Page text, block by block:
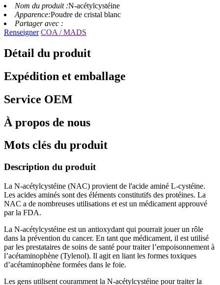
Nom du produit :N-acétylcystéine
Apparence:Poudre de cristal blanc
Partager avec :
Renseigner COA / MADS
Détail du produit
Expédition et emballage
Service OEM
À propos de nous
Mots clés du produit
Description du produit
La N-acétylcystéine (NAC) provient de l'acide aminé L-cystéine.
Les acides aminés sont des éléments constitutifs des protéines. La
NAC a de nombreuses utilisations et est un médicament approuvé
par la FDA.
La N-acétylcystéine est un antioxydant qui pourrait jouer un rôle
dans la prévention du cancer. En tant que médicament, il est utilisé
par les prestataires de soins de santé pour traiter l’empoisonnement à
l’acétaminophène (Tylenol). Il agit en liant les formes toxiques
d’acétaminophène formées dans le foie.
Les gens utilisent couramment la N-acétylcystéine pour traiter la